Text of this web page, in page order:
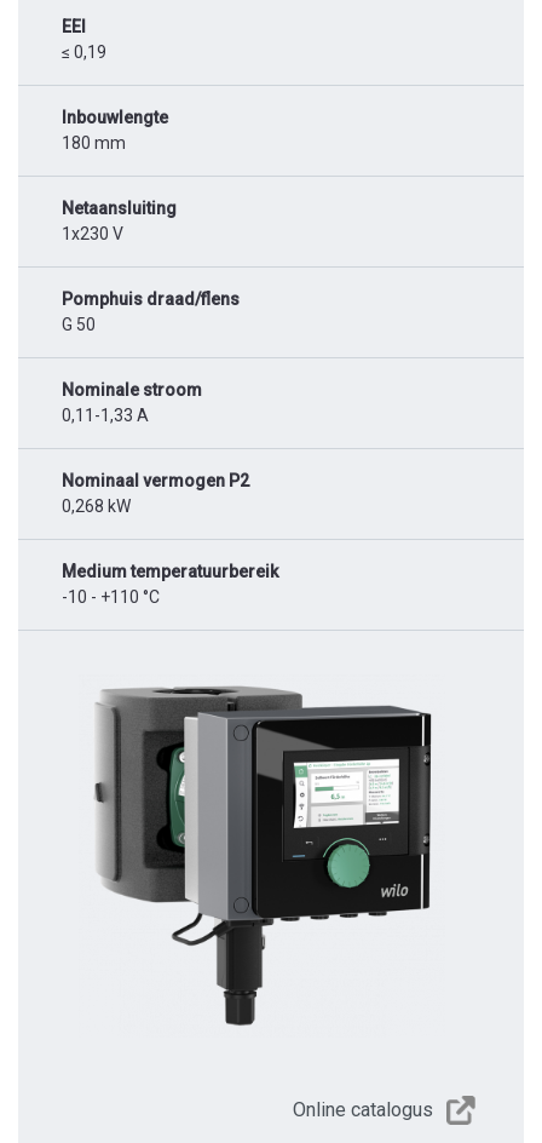
EEI
≤ 0,19
Inbouwlengte
180 mm
Netaansluiting
1x230 V
Pomphuis draad/flens
G 50
Nominale stroom
0,11-1,33 A
Nominaal vermogen P2
0,268 kW
Medium temperatuurbereik
-10 - +110 °C
Online catalogus